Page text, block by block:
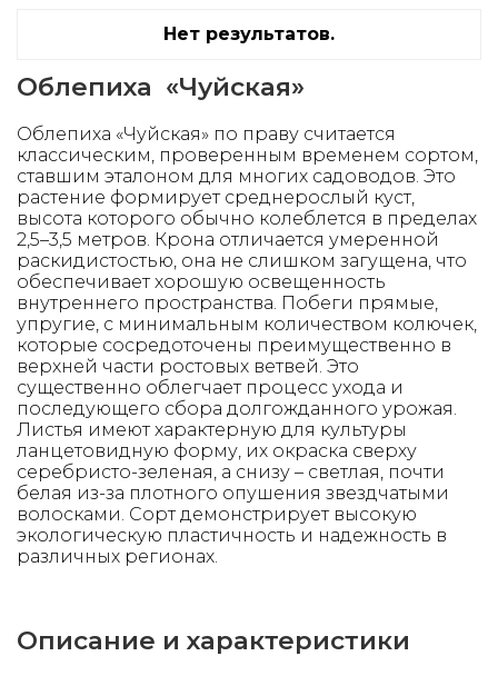
Нет результатов.
Облепиха «Чуйская»
Облепиха «Чуйская» по праву считается
классическим, проверенным временем сортом,
ставшим эталоном для многих садоводов. Это
растение формирует среднерослый куст,
высота которого обычно колеблется в пределах
2,5–3,5 метров. Крона отличается умеренной
раскидистостью, она не слишком загущена, что
обеспечивает хорошую освещенность
внутреннего пространства. Побеги прямые,
упругие, с минимальным количеством колючек,
которые сосредоточены преимущественно в
верхней части ростовых ветвей. Это
существенно облегчает процесс ухода и
последующего сбора долгожданного урожая.
Листья имеют характерную для культуры
ланцетовидную форму, их окраска сверху
серебристо-зеленая, а снизу – светлая, почти
белая из-за плотного опушения звездчатыми
волосками. Сорт демонстрирует высокую
экологическую пластичность и надежность в
различных регионах.
Описание и характеристики